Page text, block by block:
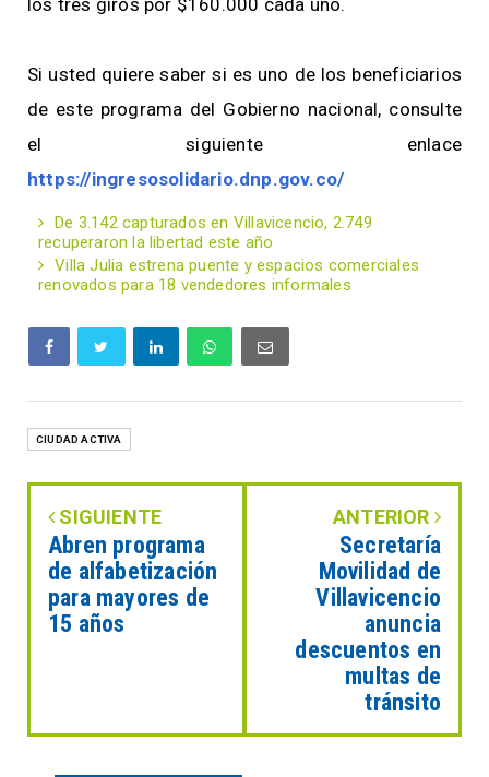
Si usted quiere saber si es uno de los beneficiarios
de este programa del Gobierno nacional, consulte
el siguiente enlace
https://ingresosolidario.dnp.gov.co/
De 3.142 capturados en Villavicencio, 2.749
recuperaron la libertad este año
Villa Julia estrena puente y espacios comerciales
renovados para 18 vendedores informales
CIUDAD ACTIVA
SIGUIENTE
Abren programa
de alfabetización
para mayores de
15 años
ANTERIOR
Secretaría
Movilidad de
Villavicencio
anuncia
descuentos en
multas de
tránsito